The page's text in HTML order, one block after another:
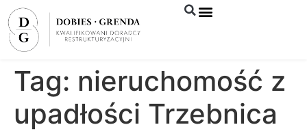
Tag: nieruchomość z
upadłości Trzebnica